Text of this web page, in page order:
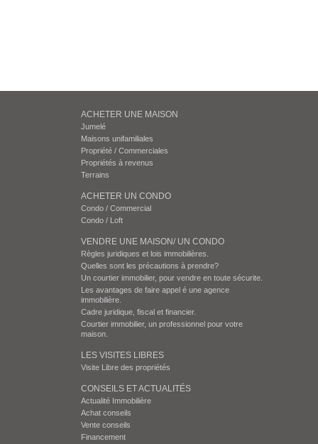
ACHETER UNE MAISON
Jumelé
Maisons unifamiliales
Propriété / Commerciales
Propriétés à revenus
Terrains
ACHETER UN CONDO
Condo / Commercial
Condo / Loft
VENDRE UNE MAISON/ UN CONDO
Règles juridiques et lois immobilières.
Quelles sont les précautions à prendre?
Un courtier immobilier, pour vendre en toute sécurite.
Les avantages de faire appel é une agence
immobilière.
Cadre juridique, fiscal et financier.
Courtier immobilier, un professionnel pour votre
maison.
LES VISITES LIBRES
Visite Libre des propriétés
CONSEILS ET ACTUALITÉS
Actualité Immobilière
Achat conseils
Vente conseils
Financement